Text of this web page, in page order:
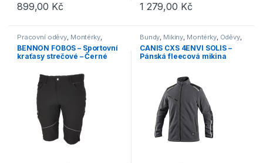
899,00 Kč
Tento produkt má více variant. Možnosti lze vybrat na stránce
1 279,00 Kč
Tento produkt má více variant.
Pracovní oděvy, Montérky,
Kraťasy,Outdoor a volný čas
Oděvy,Kraťasy
BENNON FOBOS – Sportovní
kraťasy strečové – Černé
Bundy, Mikiny, Montérky, Oděvy,
Outdoor a volný čas ,Pracovní
oděvy
CANIS CXS 4ENVI SOLIS –
Pánská fleecová mikina